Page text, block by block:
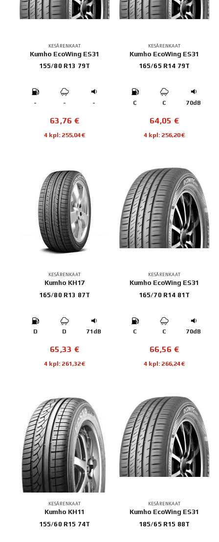
KESÄRENKAAT
Kumho EcoWing ES31
155/80 R13 79T
- - -
63,76 €
4 kpl: 255,04€
KESÄRENKAAT
Kumho EcoWing ES31
165/65 R14 79T
C C 70dB
64,05 €
4 kpl: 256,20€
KESÄRENKAAT
Kumho KH17
165/80 R13 87T
D D 71dB
65,33 €
4 kpl: 261,32€
KESÄRENKAAT
Kumho EcoWing ES31
165/70 R14 81T
C C 70dB
66,56 €
4 kpl: 266,24€
KESÄRENKAAT
Kumho KH11
155/60 R15 74T
KESÄRENKAAT
Kumho EcoWing ES31
185/65 R15 88T